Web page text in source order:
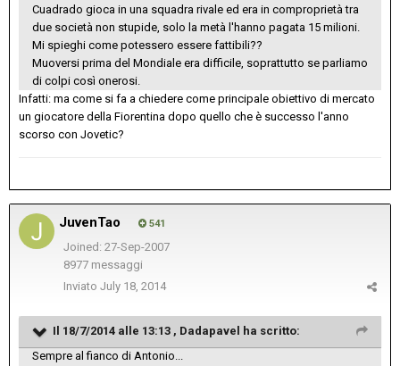
Cuadrado gioca in una squadra rivale ed era in comproprietà tra
due società non stupide, solo la metà l'hanno pagata 15 milioni.
Mi spieghi come potessero essere fattibili??
Muoversi prima del Mondiale era difficile, soprattutto se parliamo
di colpi così onerosi.
Infatti: ma come si fa a chiedere come principale obiettivo di mercato
un giocatore della Fiorentina dopo quello che è successo l'anno
scorso con Jovetic?
JuvenTao 541
Joined: 27-Sep-2007
8977 messaggi
Inviato July 18, 2014
Il 18/7/2014 alle 13:13 , Dadapavel ha scritto:
Sempre al fianco di Antonio...